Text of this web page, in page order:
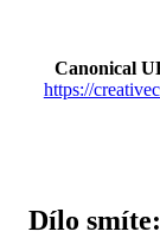
Canonical
https://
Dílo smíte: